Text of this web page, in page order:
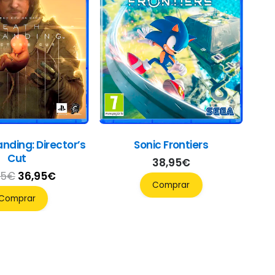
Director’s
Cut
€ El
precio
original
36,95€El
Sonic Frontiers
38,95€
Comprar